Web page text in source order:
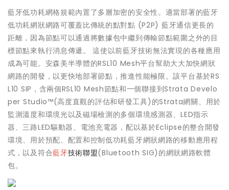
藍牙低功耗網格規範內置了多層加密的安全性。適當部署的藍牙
低功耗網狀網路可覆蓋比傳統的點對點 (P2P) 藍牙通信更長的
距離，因為節點可以通過將數據包中繼到傳輸節點範圍之外的目
標節點來執行消息傳遞。 這使以前藍牙技術無法實現的各種應用
成為可能。安森美半導體的RSL10 Mesh平台幫助大大加快網狀
網路的開發，以更快地部署節點，推進性能極限。該平台基於RS
L10 SIP，含兩個RSL10 Mesh節點和一個聯接到Strata Develo
per Studio™(高度直觀的評估和研發工具)的Strata網關、用於
監測溫度和環境光以及磁場檢測的多個環境感測器、LED指示
器、三路LED驅動器、電池充電器，配以基於Eclipse的整合開發
環境、用於預配、配置和控制低功耗藍牙網狀網路的移動應用程
式，以及符合藍牙技術聯盟(Bluetooth SIG)的網狀網路軟體
包。